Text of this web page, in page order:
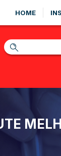
HOME